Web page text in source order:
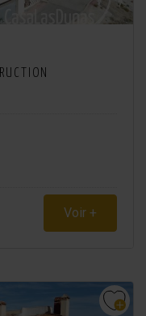
Voir +